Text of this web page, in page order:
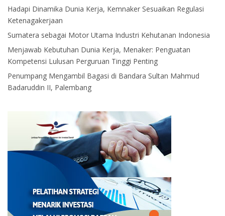
Hadapi Dinamika Dunia Kerja, Kemnaker Sesuaikan Regulasi
Ketenagakerjaan
Sumatera sebagai Motor Utama Industri Kehutanan Indonesia
Menjawab Kebutuhan Dunia Kerja, Menaker: Penguatan
Kompetensi Lulusan Perguruan Tinggi Penting
Penumpang Mengambil Bagasi di Bandara Sultan Mahmud
Badaruddin II, Palembang